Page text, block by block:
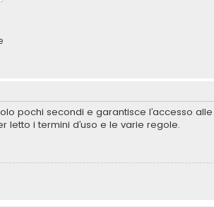
pochi secondi e garantisce l’accesso
letto i termini d’uso e le varie regole.